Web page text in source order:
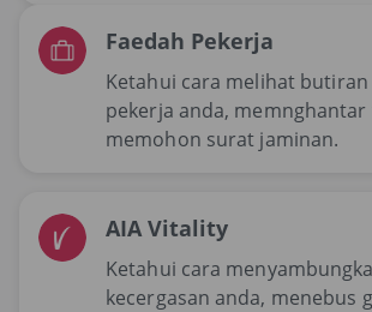
Faedah Pekerja
Ketahui cara melihat butiran
pekerja anda,
memohon surat jaminan.
AIA Vitality
Ketahui cara
kecergasan anda, menebus